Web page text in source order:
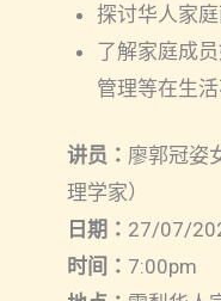
探讨华人家
了解家庭成
管理等在生
讲员： 廖郭冠姿
理学家）
日期： 27/07/
时间： 7:00pm